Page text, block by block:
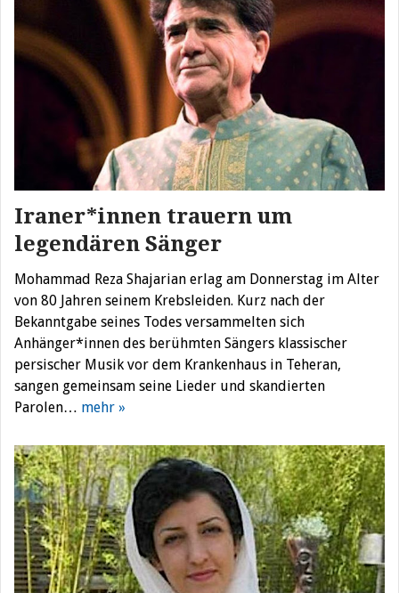
Iraner*innen trauern um
legendären Sänger
Mohammad Reza Shajarian erlag am Donnerstag im Alter
von 80 Jahren seinem Krebsleiden. Kurz nach der
Bekanntgabe seines Todes versammelten sich
Anhänger*innen des berühmten Sängers klassischer
persischer Musik vor dem Krankenhaus in Teheran,
sangen gemeinsam seine Lieder und skandierten
Parolen… mehr »